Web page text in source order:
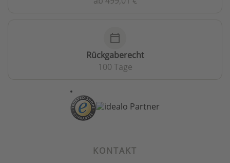
calendar_today
Rückgaberecht
100 Tage
KONTAKT